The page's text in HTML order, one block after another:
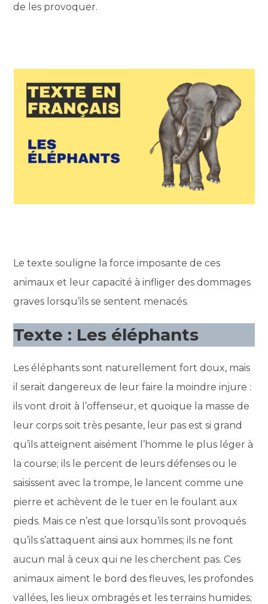
de les provoquer.
Le texte souligne la force imposante de ces
animaux et leur capacité à infliger des dommages
graves lorsqu’ils se sentent menacés.
Texte : Les éléphants
Les éléphants sont naturellement fort doux, mais
il serait dangereux de leur faire la moindre injure :
ils vont droit à l’offenseur, et quoique la masse de
leur corps soit très pesante, leur pas est si grand
qu’ils atteignent aisément l’homme le plus léger à
la course; ils le percent de leurs défenses ou le
saisissent avec la trompe, le lancent comme une
pierre et achèvent de le tuer en le foulant aux
pieds. Mais ce n’est que lorsqu’ils sont provoqués
qu’ils s’attaquent ainsi aux hommes; ils ne font
aucun mal à ceux qui ne les cherchent pas. Ces
animaux aiment le bord des fleuves, les profondes
vallées, les lieux ombragés et les terrains humides;